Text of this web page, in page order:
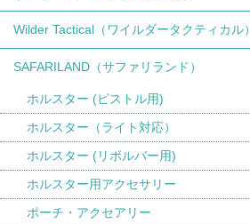
Wilder Tactical（ワイルダータクティカル）
SAFARILAND（サファリランド）
ホルスター (ピストル用)
ホルスター（ライト対応）
ホルスター (リボルバー用)
ホルスター用アクセサリー
ポーチ・アクセアリー